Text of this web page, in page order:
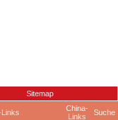
Sitemap
China-
Links
Suche